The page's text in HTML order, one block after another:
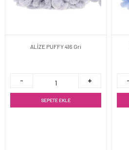
ALİZE PUFFY 416 Gri
SEPETE EKLE